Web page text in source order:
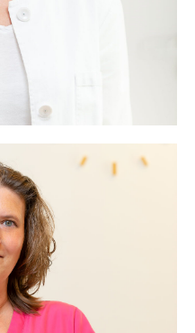
der Praxis. Als
Medizinische